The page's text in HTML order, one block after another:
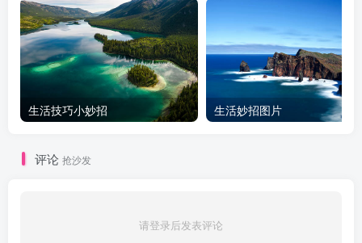
生活技巧小妙招 生活妙招图片
评论 抢沙发
请登录后发表评论